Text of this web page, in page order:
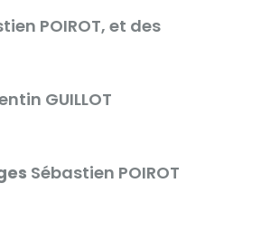
POIROT, et des
GUILLOT
Sébastien POIROT